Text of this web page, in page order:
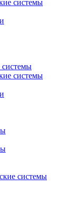
системы
системы
системы
системы